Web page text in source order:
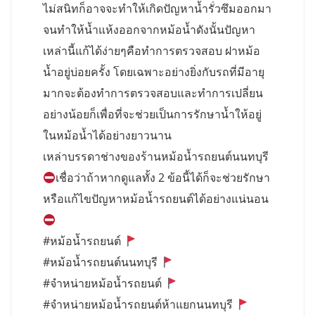
ไม่สนิทก็อาจจะทำให้เกิดปัญหาน้ำรั่วซึมออกมา
จนทำให้น้ำแห้งออกจากหม้อน้ำดังนั้นปัญหา
เหล่านี้แก้ได้ง่ายๆคือทำการตรวจสอบ ฝาหม้อ
น้ำอยู่บ่อยครั้ง โดยเฉพาะอย่างยิ่งกับรถที่มีอายุ
มากจะต้องทำการตรวจสอบและทำการเปลี่ยน
อย่างน้อยก็เพื่อที่จะช่วยเป็นการรักษาน้ำให้อยู่
ในหม้อน้ำได้อย่างยาวนาน
เหล่าบรรดาช่างของร้านหม้อน้ำรถยนต์นนทบุรี
เชื่อว่าถ้าหากดูแลทั้ง 2 ข้อนี้ได้ก็จะช่วยรักษา
หรือแก้ไขปัญหาหม้อน้ำรถยนต์ได้อย่างแน่นอน
#หม้อน้ำรถยนต์
#หม้อน้ำรถยนต์นนทบุรี
#จำหน่ายหม้อน้ำรถยนต์
#จำหน่ายหม้อน้ำรถยนต์ห้าแยกนนทบุรี